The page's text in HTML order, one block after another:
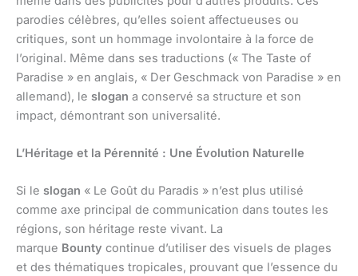
parodies célèbres, qu’elles soient affectueuses ou
critiques, sont un hommage involontaire à la force de
l’original. Même dans ses traductions (« The Taste of
Paradise » en anglais, « Der Geschmack von Paradise » en
allemand), le slogan a conservé sa structure et son
impact, démontrant son universalité.
L’Héritage et la Pérennité : Une Évolution Naturelle
Si le slogan « Le Goût du Paradis » n’est plus utilisé
comme axe principal de communication dans toutes les
régions, son héritage reste vivant. La
marque Bounty continue d’utiliser des visuels de plages
et des thématiques tropicales, prouvant que l’essence du